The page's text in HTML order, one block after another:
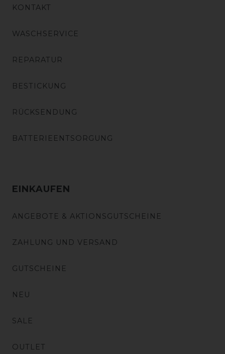
KONTAKT
WASCHSERVICE
REPARATUR
BESTICKUNG
RÜCKSENDUNG
BATTERIEENTSORGUNG
EINKAUFEN
ANGEBOTE & AKTIONSGUTSCHEINE
ZAHLUNG UND VERSAND
GUTSCHEINE
NEU
SALE
OUTLET